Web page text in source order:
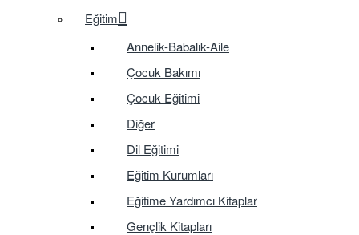
Eğitim
Annelik-Babalık-Aile
Çocuk Bakımı
Çocuk Eğitimi
Diğer
Dil Eğitimi
Eğitim Kurumları
Eğitime Yardımcı Kitaplar
Gençlik Kitapları